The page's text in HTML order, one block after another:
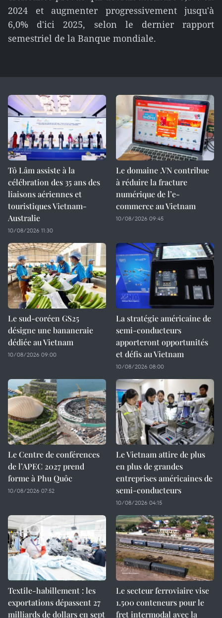
2024 et augmenter progressivement jusqu'à
6,0% d'ici 2025, selon le dernier rapport
semestriel de la Banque mondiale.
Tô Lâm assiste à la
célébration des 35 ans des
liaisons aériennes et
touristiques Vietnam-
Australie
10/08/2026 11:30
Le domaine .VN contribue
à réduire la fracture
numérique de l’e-
commerce au Vietnam
10/08/2026 09:45
Le sud-coréen GS25
désigne une bananeraie
dédiée au Vietnam
10/08/2026 09:00
La stratégie américaine de
semi-conducteurs
apporteront opportunités
et défis au Vietnam
10/08/2026 08:00
Le Centre de conférences
de l’APEC 2027 prend
forme à Phu Quôc
10/08/2026 07:52
Le Vietnam attire de plus
en plus de grandes
entreprises américaines de
semi-conducteurs
10/08/2026 04:15
Textile-habillement : les
exportations dépassent 27
milliards de dollars en sept
Le secteur ferroviaire vise
1.500 conteneurs pour le
fret intermodal avec la